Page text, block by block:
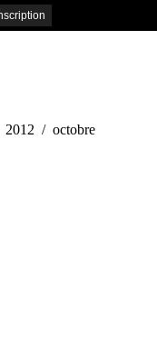
ici :
2012 octobre